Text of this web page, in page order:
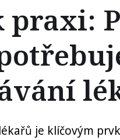
praxi:
je klíčovým